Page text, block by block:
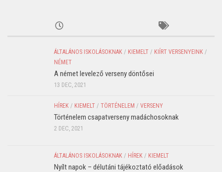
ÁLTALÁNOS ISKOLÁSOKNAK / KIEMELT / KIÍRT VERSENYEINK /
NÉMET
A német levelező verseny döntősei
13 DEC, 2021
HÍREK / KIEMELT / TÖRTÉNELEM / VERSENY
Történelem csapatverseny madáchosoknak
2 DEC, 2021
ÁLTALÁNOS ISKOLÁSOKNAK / HÍREK / KIEMELT
Nyílt napok – délutáni tájékoztató előadások